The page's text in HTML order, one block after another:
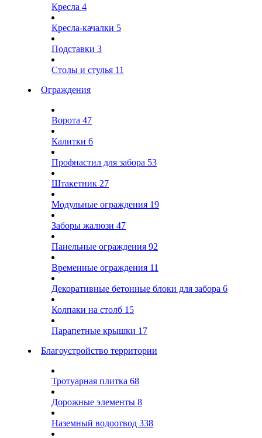
Кресла 4
Кресла-качалки 5
Подставки 3
Столы и стулья 11
Ограждения
Ворота 47
Калитки 6
Профнастил для забора 53
Штакетник 27
Модульные ограждения 19
Заборы жалюзи 47
Панельные ограждения 92
Временные ограждения 11
Декоративные бетонные блоки для забора 6
Колпаки на столб 15
Парапетные крышки 17
Благоустройство территории
Тротуарная плитка 68
Дорожные элементы 8
Наземный водоотвод 338